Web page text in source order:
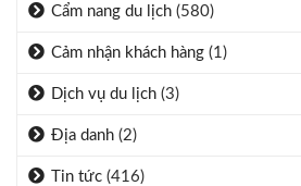
Cẩm nang du lịch (580)
Cảm nhận khách hàng (1)
Dịch vụ du lịch (3)
Địa danh (2)
Tin tức (416)